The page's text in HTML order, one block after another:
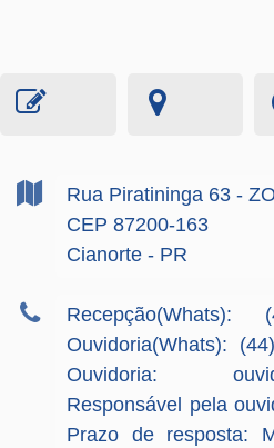
Rua Piratininga 63 -
CEP 87200-163
Cianorte - PR
Ouvidoria(Whats):
Ouvidoria:
Responsável pela
Prazo de resposta: